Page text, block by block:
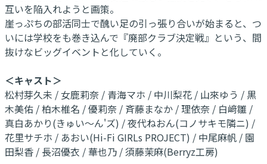
互いを陥入れようと画策。
崖っぷちの部活同士で醜い足の引っ張り合いが始まると、つ
いには学校をも巻き込んで『廃部クラブ決定戦』という、間
抜けなビッグイベントと化していく。
＜キャスト＞
松村芽久未 / 女鹿莉奈 / 青海マホ / 中川梨花 / 山來ゆう / 黒
木美佑 / 柏木椎名 / 優莉奈 / 斉藤まなか / 理依奈 / 白﨑雛 /
真白あかり(きゅい～ん'ズ) / 夜代ねおん(コノサキモ隣ニ) /
花里サチホ / あおい(Hi-Fi GIRLs PROJECT) / 中尾麻帆 / 園
田梨香 / 長沼優衣 / 華也乃 / 須藤茉麻(Berryz工房)